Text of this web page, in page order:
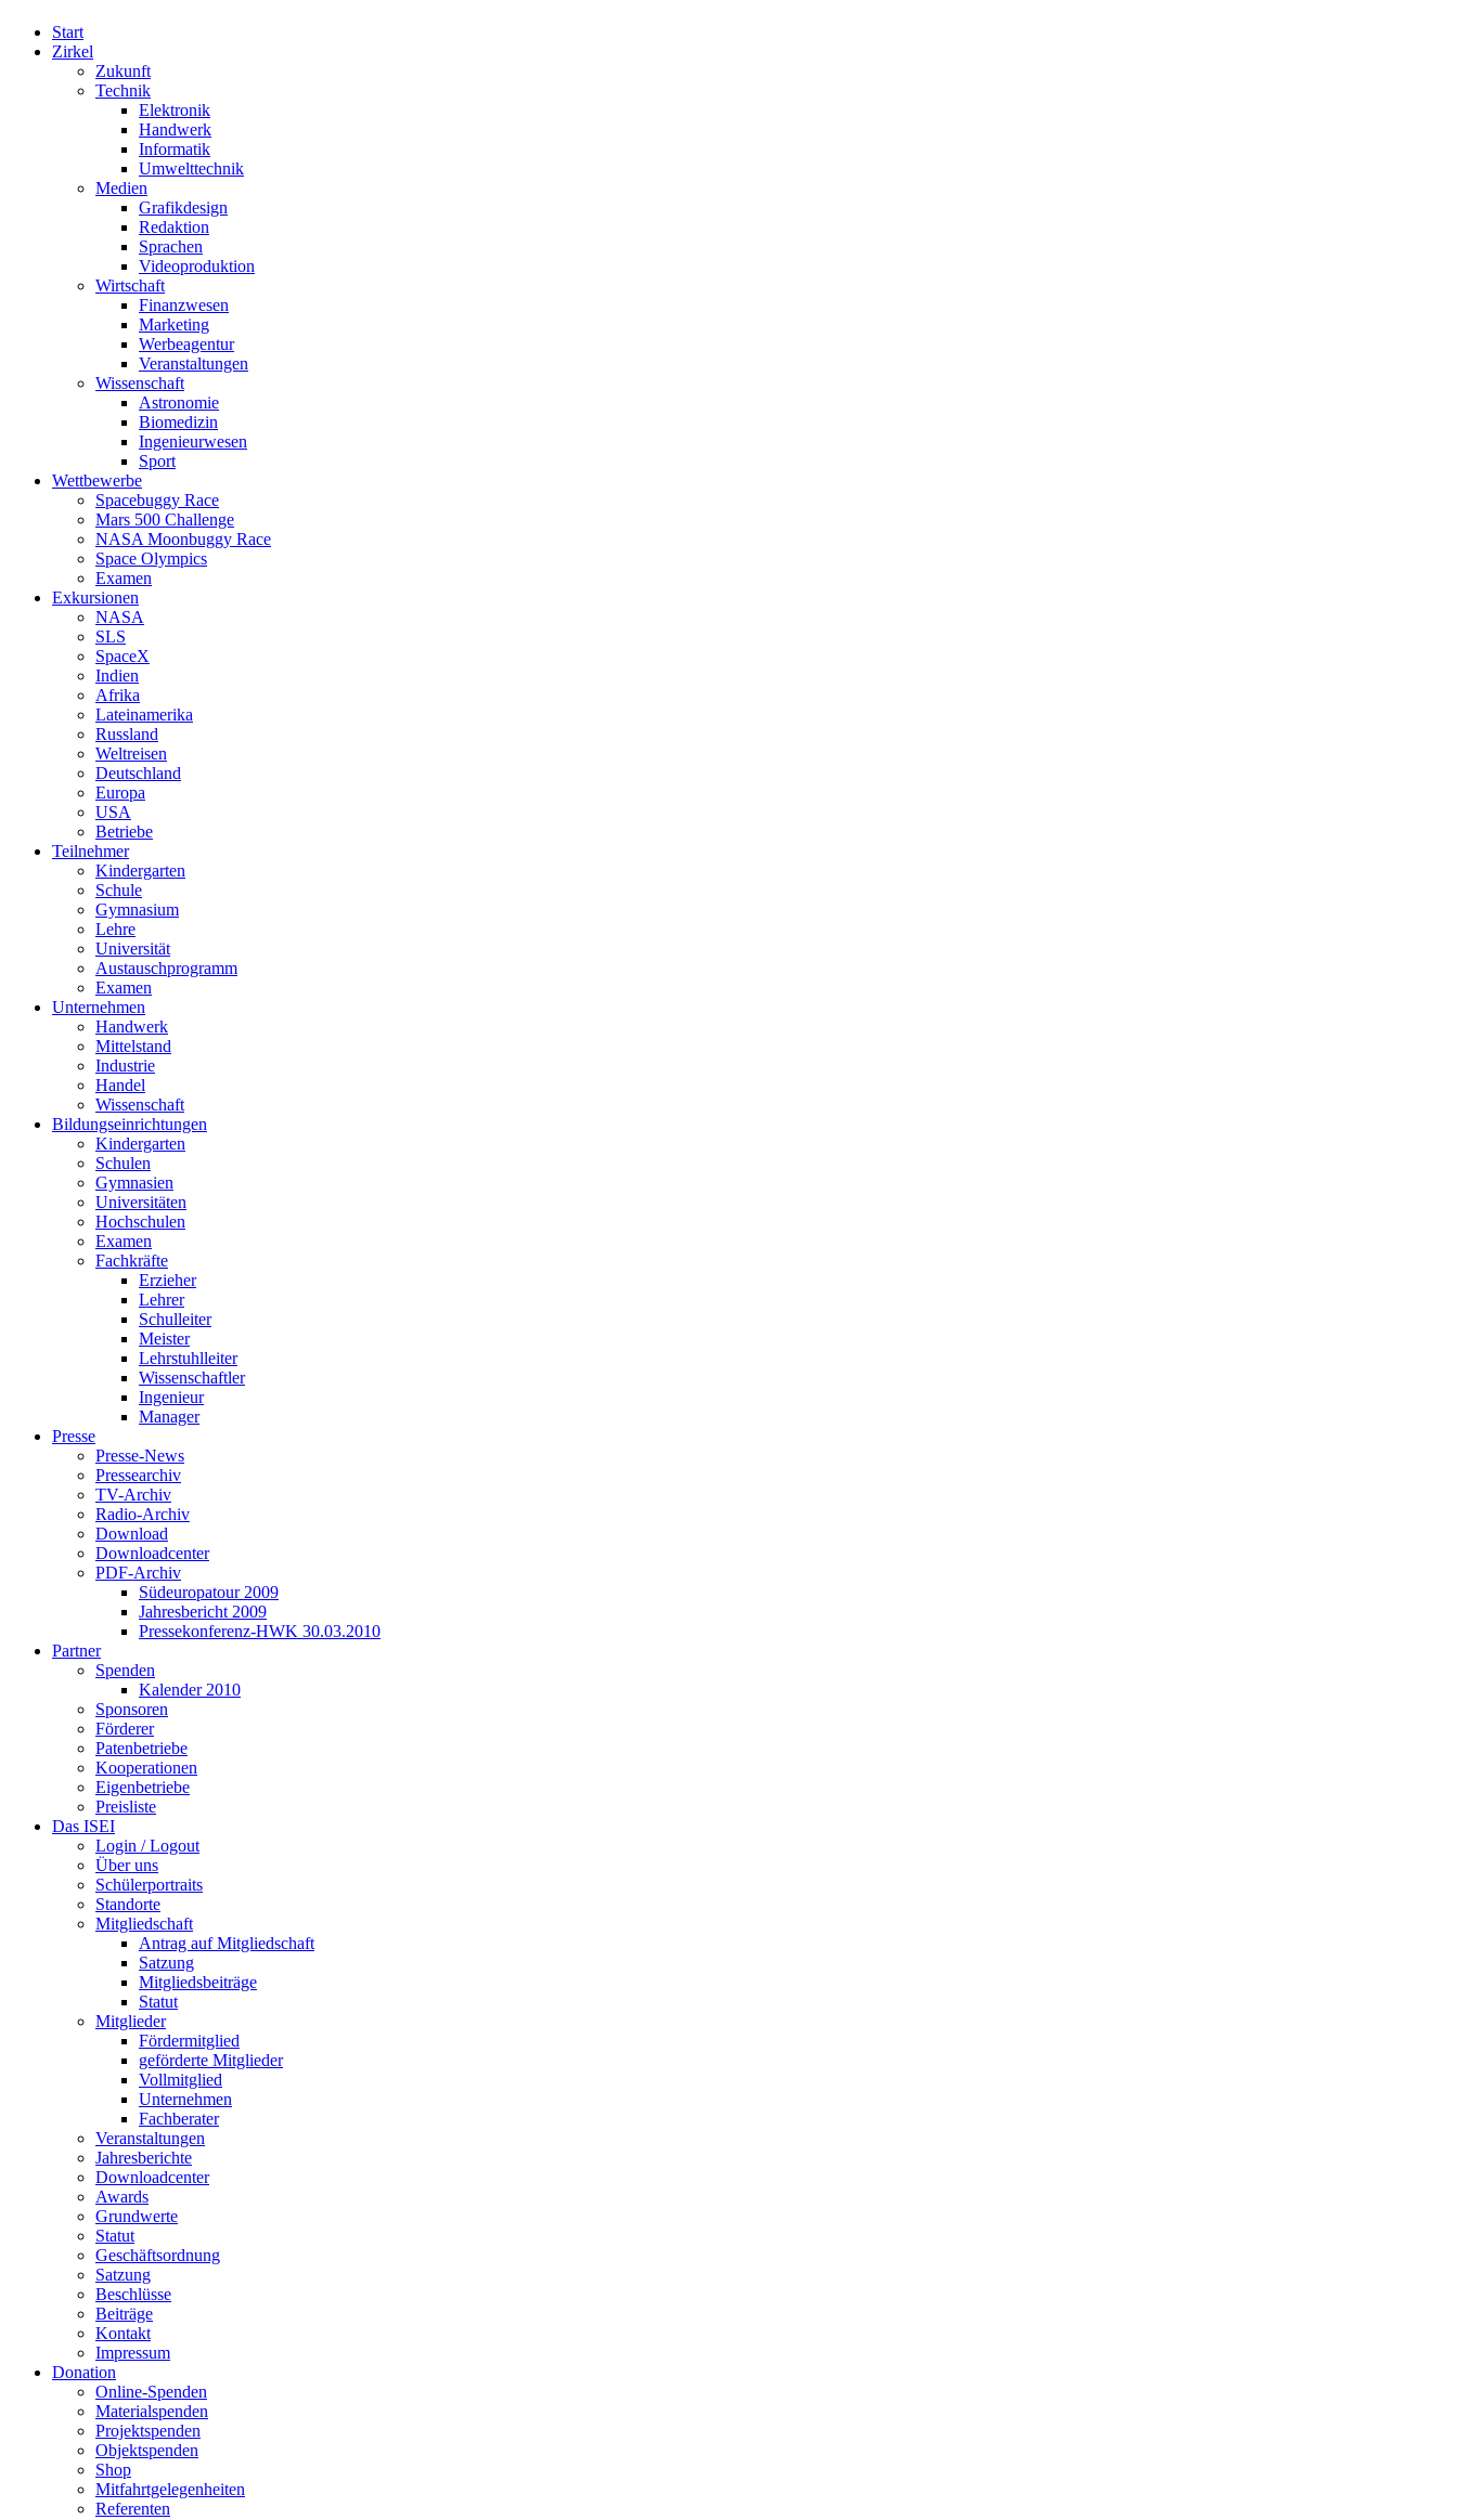
Start
Zirkel
Zukunft
Technik
Elektronik
Handwerk
Informatik
Umwelttechnik
Medien
Grafikdesign
Redaktion
Sprachen
Videoproduktion
Wirtschaft
Finanzwesen
Marketing
Werbeagentur
Veranstaltungen
Wissenschaft
Astronomie
Biomedizin
Ingenieurwesen
Sport
Wettbewerbe
Spacebuggy Race
Mars 500 Challenge
NASA Moonbuggy Race
Space Olympics
Examen
Exkursionen
NASA
SLS
SpaceX
Indien
Afrika
Lateinamerika
Russland
Weltreisen
Deutschland
Europa
USA
Betriebe
Teilnehmer
Kindergarten
Schule
Gymnasium
Lehre
Universität
Austauschprogramm
Examen
Unternehmen
Handwerk
Mittelstand
Industrie
Handel
Wissenschaft
Bildungseinrichtungen
Kindergarten
Schulen
Gymnasien
Universitäten
Hochschulen
Examen
Fachkräfte
Erzieher
Lehrer
Schulleiter
Meister
Lehrstuhlleiter
Wissenschaftler
Ingenieur
Manager
Presse
Presse-News
Pressearchiv
TV-Archiv
Radio-Archiv
Download
Downloadcenter
PDF-Archiv
Südeuropatour 2009
Jahresbericht 2009
Pressekonferenz-HWK 30.03.2010
Partner
Spenden
Kalender 2010
Sponsoren
Förderer
Patenbetriebe
Kooperationen
Eigenbetriebe
Preisliste
Das ISEI
Login / Logout
Über uns
Schülerportraits
Standorte
Mitgliedschaft
Antrag auf Mitgliedschaft
Satzung
Mitgliedsbeiträge
Statut
Mitglieder
Fördermitglied
geförderte Mitglieder
Vollmitglied
Unternehmen
Fachberater
Veranstaltungen
Jahresberichte
Downloadcenter
Awards
Grundwerte
Statut
Geschäftsordnung
Satzung
Beschlüsse
Beiträge
Kontakt
Impressum
Donation
Online-Spenden
Materialspenden
Projektspenden
Objektspenden
Shop
Mitfahrtgelegenheiten
Referenten